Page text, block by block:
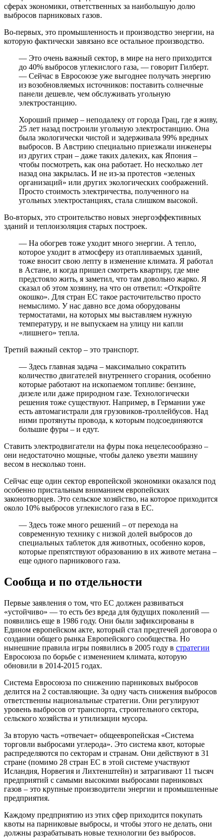
сферах экономики, ответственных за наибольшую долю
выбросов парниковых газов.
Во-первых, это промышленность и производство энергии, на
которую фактически завязано все остальное производство.
— Это очень важный сектор, в мире на него приходится
до 40% выбросов углекислого газа, — говорит Гилберт.
— Сейчас в Евросоюзе уже выгоднее получать энергию
из возобновляемых источников: поставить солнечные
панели дешевле, чем обслуживать угольную
электростанцию.
Хороший пример – неподалеку от города Грац, где я живу,
25 лет назад построили угольную электростанцию. Она
была экологически чистой и задерживала 99% вредных
выбросов. В Австрию специально приезжали инженеры
из других стран – даже таких далеких, как Япония –
чтобы посмотреть, как она работает. Но несколько лет
назад она закрылась. И не из-за протестов «зеленых
организаций» или других экологических соображений.
Просто стоимость электричества, полученного на
угольных электростанциях, стала слишком высокой.
Во-вторых, это строительство новых энергоэффективных
зданий и теплоизоляция старых построек.
— На обогрев тоже уходит много энергии. А тепло,
которое уходит в атмосферу из отапливаемых зданий,
тоже вносит свою лепту в изменение климата. Я работал
в Астане, и когда пришел смотреть квартиру, где мне
предстояло жить, я заметил, что там довольно жарко. Я
сказал об этом хозяину, на что он ответил: «Откройте
окошко». Для стран ЕС такое расточительство просто
немыслимо. У нас давно все дома оборудованы
термостатами, на которых мы выставляем нужную
температуру, и не выпускаем на улицу ни капли
«лишнего» тепла.
Третий важный сектор – это транспорт.
— Здесь главная задача – максимально сократить
количество двигателей внутреннего сгорания, особенно
которые работают на ископаемом топливе: бензине,
дизеле или даже природном газе. Технологически
решения тоже существуют. Например, в Германии уже
есть автомагистрали для грузовиков-троллейбусов. Над
ними протянуты провода, к которым подсоединяются
большие фуры – и едут.
Ставить электродвигатели на фуры пока нецелесообразно –
они недостаточно мощные, чтобы далеко увезти машину
весом в несколько тонн.
Сейчас еще один сектор европейской экономики оказался под
особенно пристальным вниманием европейских
законотворцев. Это сельское хозяйство, на которое приходится
около 10% выбросов углекислого газа в ЕС.
— Здесь тоже много решений – от перехода на
современную технику с низкой долей выбросов до
специальных таблеток для животных, особенно коров,
которые препятствуют образованию в их животе метана –
еще одного парникового газа.
Сообща и по отдельности
Первые заявления о том, что ЕС должен развиваться
«устойчиво» — то есть без вреда для будущих поколений —
появились еще в 1986 году. Они были зафиксированы в
Едином европейском акте, который стал предтечей договора о
создании общего рынка Европейского сообщества. Но
нынешние правила игры появились в 2005 году в стратегии
Евросоюза по борьбе с изменением климата, которую
обновили в 2014-2015 годах.
Система Евросоюза по снижению парниковых выбросов
делится на 2 составляющие. За одну часть снижения выбросов
ответственны национальные стратегии. Они регулируют
уровень выбросов от транспорта, строительного сектора,
сельского хозяйства и утилизации мусора.
За вторую часть «отвечает» общеевропейская «Система
торговли выбросами углерода». Это система квот, которые
распределяются по секторам и странам. Они действуют в 31
стране (помимо 28 стран ЕС в этой системе участвуют
Исландия, Норвегия и Лихтенштейн) и затрагивают 11 тысяч
предприятий с самыми высокими выбросами парниковых
газов – это крупные производители энергии и промышленные
предприятия.
Каждому предприятию из этих сфер приходится покупать
квоты на парниковые выбросы, и чтобы этого не делать, они
должны разрабатывать новые технологии без выбросов.